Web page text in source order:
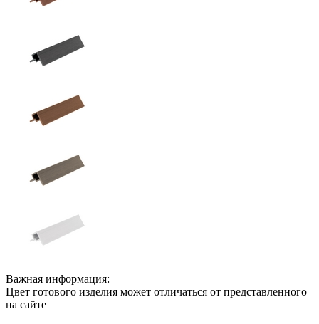
Важная информация:
Цвет готового изделия может отличаться от представленного
на сайте